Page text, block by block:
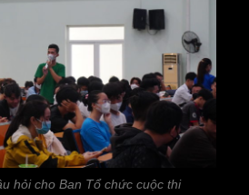
hỏi cho Ban Tổ chức cuộc thi